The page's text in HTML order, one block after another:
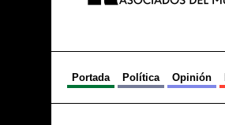
Portada Política Opinión